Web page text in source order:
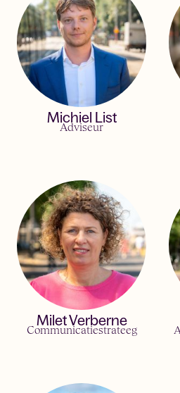
Michiel List
Adviseur
Milet Verberne
Communicatiestrateeg